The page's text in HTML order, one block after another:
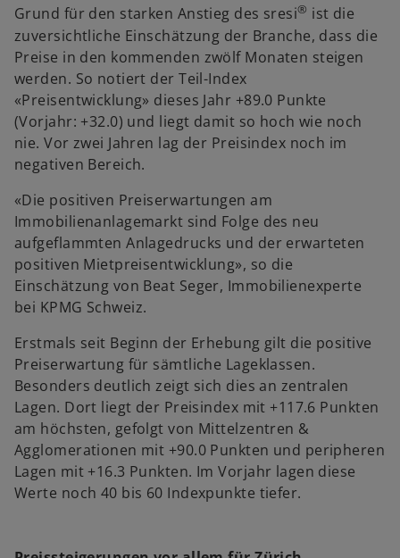
Grund für den starken Anstieg des sresi® ist die
zuversichtliche Einschätzung der Branche, dass die
Preise in den kommenden zwölf Monaten steigen
werden. So notiert der Teil-Index
«Preisentwicklung» dieses Jahr +89.0 Punkte
(Vorjahr: +32.0) und liegt damit so hoch wie noch
nie. Vor zwei Jahren lag der Preisindex noch im
negativen Bereich.
«Die positiven Preiserwartungen am
Immobilienanlagemarkt sind Folge des neu
aufgeflammten Anlagedrucks und der erwarteten
positiven Mietpreisentwicklung», so die
Einschätzung von Beat Seger, Immobilienexperte
bei KPMG Schweiz.
Erstmals seit Beginn der Erhebung gilt die positive
Preiserwartung für sämtliche Lageklassen.
Besonders deutlich zeigt sich dies an zentralen
Lagen. Dort liegt der Preisindex mit +117.6 Punkten
am höchsten, gefolgt von Mittelzentren &
Agglomerationen mit +90.0 Punkten und peripheren
Lagen mit +16.3 Punkten. Im Vorjahr lagen diese
Werte noch 40 bis 60 Indexpunkte tiefer.